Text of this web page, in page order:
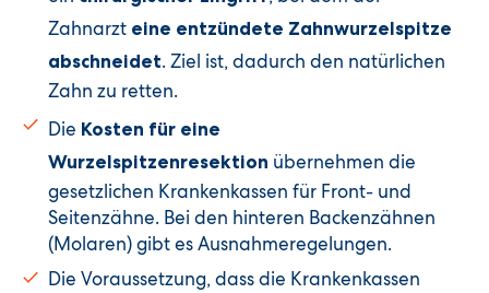
Zahnarzt eine entzündete Zahnwurzelspitze
abschneidet. Ziel ist, dadurch den natürlichen
Zahn zu retten.
Die Kosten für eine
Wurzelspitzenresektion übernehmen die
gesetzlichen Krankenkassen für Front- und
Seitenzähne. Bei den hinteren Backenzähnen
(Molaren) gibt es Ausnahmeregelungen.
Die Voraussetzung, dass die Krankenkassen